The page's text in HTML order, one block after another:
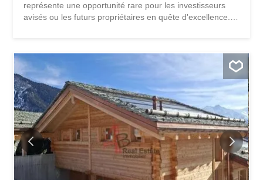
représente une opportunité rare pour les investisseurs
avisés ou les futurs propriétaires en quête d'excellence.
autorisations de la part des autorités locales, garantissant
une transition sereine pour son futur acquéreur. Ce projet
d'une surface de vente impressionnante de 1107 m2
répartis sur quatre niveaux, a été conçu pour répondre
aux standards de luxe les plus exigeants. L'architecture
de ce bien d'exception permet une personnalisation
poussée, offrant ainsi deux configurations possibles : *
une RESIDENCE PRINCIPALE d'exception, ou * un
développement para-hôtelier de haut standing. Le projet
actuel prévoit des volumes généreux et des prestations
haut de gamme, notamment : - 10 pièces spacieuses